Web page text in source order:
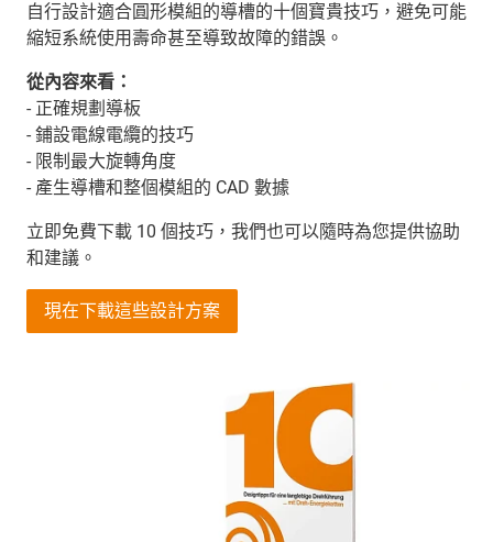
自行設計適合圓形模組的導槽的十個寶貴技巧，避免可能
縮短系統使用壽命甚至導致故障的錯誤。
從內容來看：
- 正確規劃導板
- 鋪設電線電纜的技巧
- 限制最大旋轉角度
- 產生導槽和整個模組的 CAD 數據
立即免費下載 10 個技巧，我們也可以隨時為您提供協助
和建議。
現在下載這些設計方案